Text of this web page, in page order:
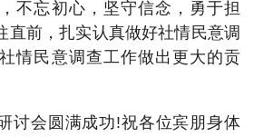
不忘初心，坚守信念，勇于担
直前，扎实认真做好社情民意调
情民意调查工作做出更大的贡
讨会圆满成功!祝各位宾朋身体